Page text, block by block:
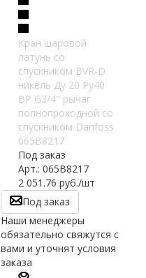
Кран шаровой
латунь со
спускником BVR-D
никель Ду 20 Ру40
ВР G3/4" рычаг
полнопроходной со
спускником Danfoss
065B8217
Под заказ
Арт.: 065B8217
2 051.76 руб./шт
Под заказ
Наши менеджеры
обязательно свяжутся с
вами и уточнят условия
заказа